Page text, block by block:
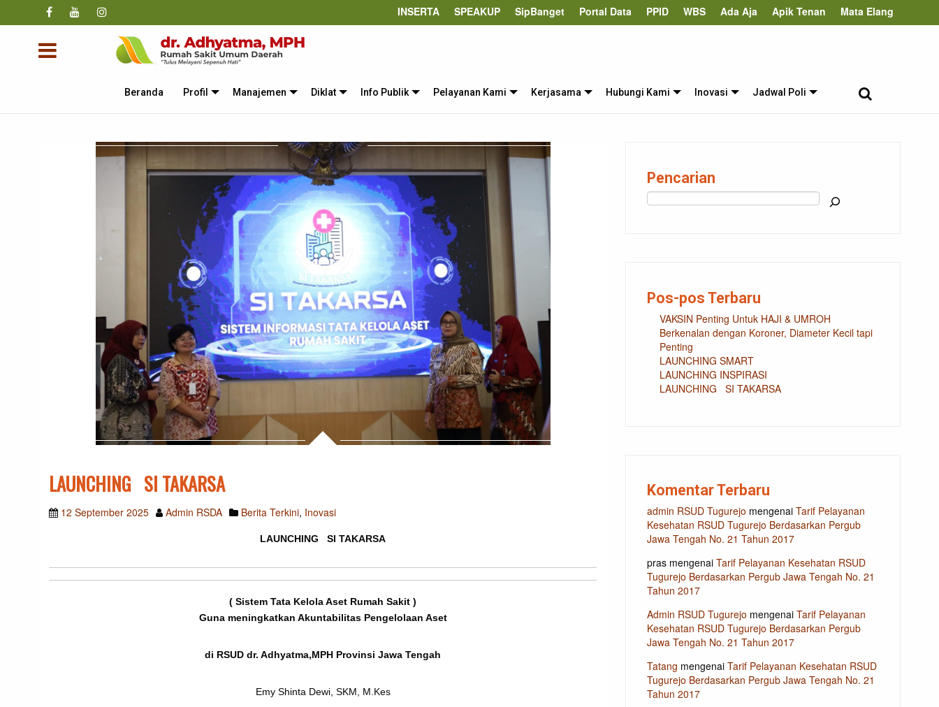
INSERTA SPEAKUP SipBanget Portal Data PPID WBS Ada Aja Apik Tenan Mata Elang
Beranda Profil Manajemen Diklat Info Publik Pelayanan Kami Kerjasama Hubungi Kami Inovasi Jadwal Poli
LAUNCHING SI TAKARSA
12 September 2025 Admin RSDA Berita Terkini, Inovasi
LAUNCHING SI TAKARSA
( Sistem Tata Kelola Aset Rumah Sakit )
Guna meningkatkan Akuntabilitas Pengelolaan Aset
di RSUD dr. Adhyatma,MPH Provinsi Jawa Tengah
Emy Shinta Dewi, SKM, M.Kes
Pencarian
Pos-pos Terbaru
VAKSIN Penting Untuk HAJI & UMROH
Berkenalan dengan Koroner, Diameter Kecil tapi
Penting
LAUNCHING SMART
LAUNCHING INSPIRASI
LAUNCHING SI TAKARSA
Komentar Terbaru
admin RSUD Tugurejo mengenaiTarif Pelayanan
Kesehatan RSUD Tugurejo Berdasarkan Pergub
Jawa Tengah No. 21 Tahun 2017
pras mengenaiTarif Pelayanan Kesehatan RSUD
Tugurejo Berdasarkan Pergub Jawa Tengah No. 21
Tahun 2017
Admin RSUD Tugurejo mengenaiTarif Pelayanan
Kesehatan RSUD Tugurejo Berdasarkan Pergub
Jawa Tengah No. 21 Tahun 2017
Tatang mengenaiTarif Pelayanan Kesehatan RSUD
Tugurejo Berdasarkan Pergub Jawa Tengah No. 21
Tahun 2017